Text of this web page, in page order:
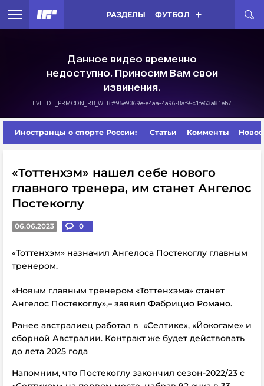
РАЗДЕЛЫ ФУТБОЛ
Иностранцы о спорте России: Статьи Комменты
«Тоттенхэм» нашел себе нового
главного тренера, им станет Ангелос
Постекоглу
06.06.2023 0
«Тоттенхэм» назначил Ангелоса Постекоглу главным
тренером.
«Новым главным тренером «Тоттенхэма» станет
Ангелос Постекоглу»,– заявил Фабрицио Романо.
Ранее австралиец работал в «Селтике», «Йокогаме» и
сборной Австралии. Контракт же будет действовать
до лета 2025 года
Напомним, что Постекоглу закончил сезон-2022/23 с